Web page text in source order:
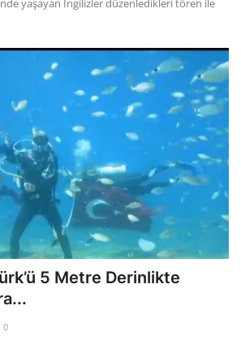
yaşayan İngilizler düzenledikleri tören ile
5 Metre Derinlikte
0